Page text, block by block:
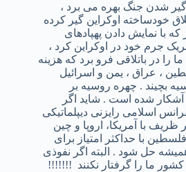
شدن جنگ بهره می برد ،
خودساخته اوکراین گیر کرده
با نمایش دادن پهپادهای
جرم خود در اوکراین کرد ،
را در باتلاقی فرو برد که هزینه
، عراق ، یمن و اسرائیل
بچیند . چهره روسیه بر
آشکار شده است . شاید اگر
اسلامی رایزنی دیپلماتیکی
با آمریکا، اروپا و چین
با حداکثر امتیاز برای
حل شود . البته اگر نفوذی
ما را گرفتار نکنند ‌ !!!!!!!